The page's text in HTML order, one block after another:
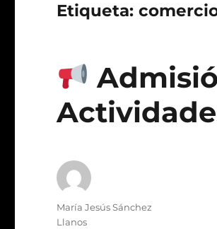
Etiqueta:
Autor
María Jesús Sánchez
Llanos